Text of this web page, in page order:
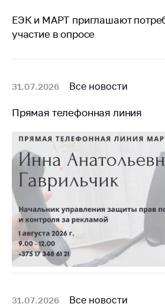
ЕЭК и МАРТ приглашают
участие в опросе
31.07.2026 Все новости
Прямая телефонная линия
31.07.2026 Все новости